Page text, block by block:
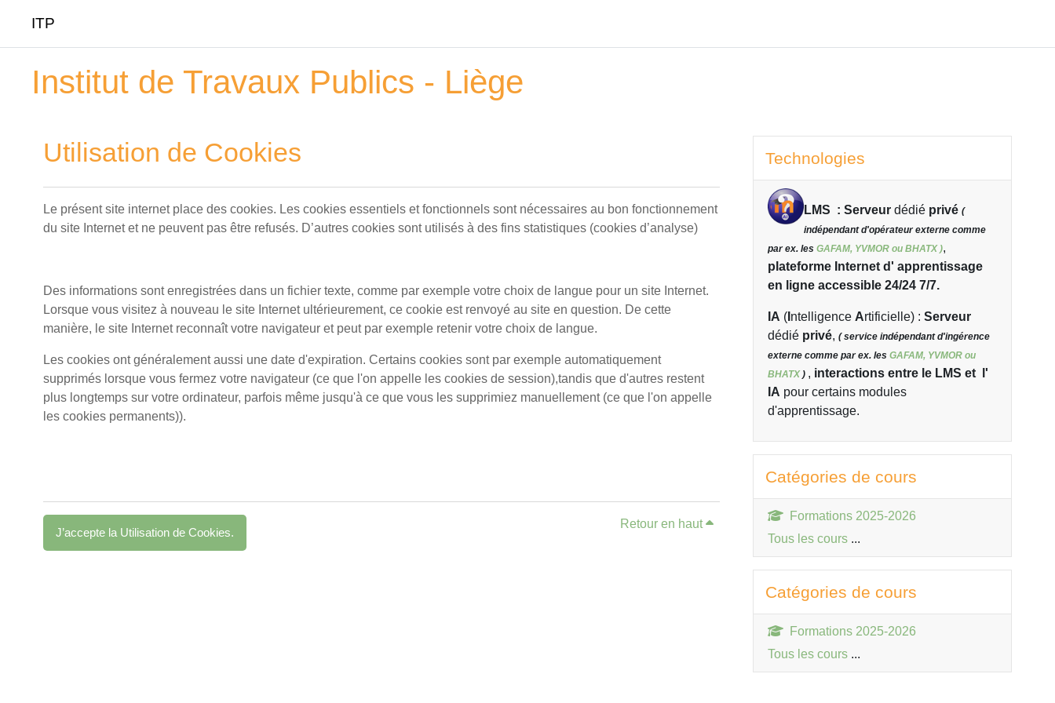
ITP
Institut de Travaux Publics - Liège
Utilisation de Cookies
Le présent site internet place des cookies. Les cookies essentiels et fonctionnels sont nécessaires au bon fonctionnement
du site Internet et ne peuvent pas être refusés. D’autres cookies sont utilisés à des fins statistiques (cookies d’analyse)
Des informations sont enregistrées dans un fichier texte, comme par exemple votre choix de langue pour un site Internet.
Lorsque vous visitez à nouveau le site Internet ultérieurement, ce cookie est renvoyé au site en question. De cette
manière, le site Internet reconnaît votre navigateur et peut par exemple retenir votre choix de langue.
Les cookies ont généralement aussi une date d'expiration. Certains cookies sont par exemple automatiquement
supprimés lorsque vous fermez votre navigateur (ce que l'on appelle les cookies de session),tandis que d'autres restent
plus longtemps sur votre ordinateur, parfois même jusqu'à ce que vous les supprimiez manuellement (ce que l'on appelle
les cookies permanents)).
J’accepte la Utilisation de Cookies.
Retour en haut
Blocs
Technologies
LMS : Serveur dédié privé (
indépendant d'opérateur externe comme
par ex. les GAFAM, YVMOR ou BHATX ),
plateforme Internet d' apprentissage
en ligne accessible 24/24 7/7.
IA ( ntelligence Artificielle) : Serveur
dédié privé, ( service indépendant d'ingérence
externe comme par ex. les GAFAM, YVMOR ou
BHATX) , interactions entre le LMS et l'
IA pour certains modules
d'apprentissage.
Catégories de cours
Formations 2025-2026
Tous les cours ...
Catégories de cours
Formations 2025-2026
Tous les cours ...